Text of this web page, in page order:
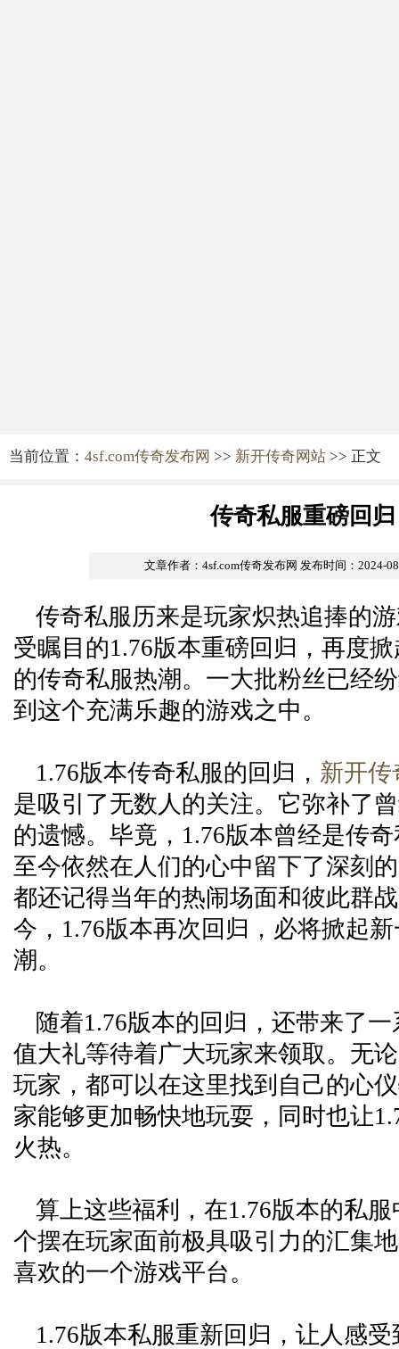
当前位置： 4sf.com传奇发布网 >> 新开传奇网站 >> 正文
传奇私服重磅回归
文章作者：4sf.com传奇发布网 发布时间：2024-
传奇私服历来是玩家炽热追捧的
受瞩目的1.76版本重磅回归，再度
的传奇私服热潮。一大批粉丝已经
到这个充满乐趣的游戏之中。
1.76版本传奇私服的回归， 新开传
是吸引了无数人的关注。它弥补了
的遗憾。毕竟，1.76版本曾经是传
至今依然在人们的心中留下了深刻
都还记得当年的热闹场面和彼此群
今，1.76版本再次回归，必将掀起
潮。
随着1.76版本的回归，还带来了
值大礼等待着广大玩家来领取。无
玩家，都可以在这里找到自己的心
家能够更加畅快地玩耍，同时也让
火热。
算上这些福利，在1.76版本的私
个摆在玩家面前极具吸引力的汇集
喜欢的一个游戏平台。
1.76版本私服重新回归，让人感